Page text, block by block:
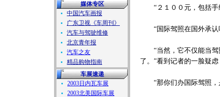
媒体专区
中国汽车画报
广东卫视《车周刊》
汽车与驾驶维修
北京青年报
汽车之友
精品购物指南
车展速递
2003日内瓦车展
2003北美国际车展
“２１００元，包括手
“国际驾照在国外承认
“当然，它不仅能当驾
了。”看到记者的一脸疑
“那你们办国际驾照，